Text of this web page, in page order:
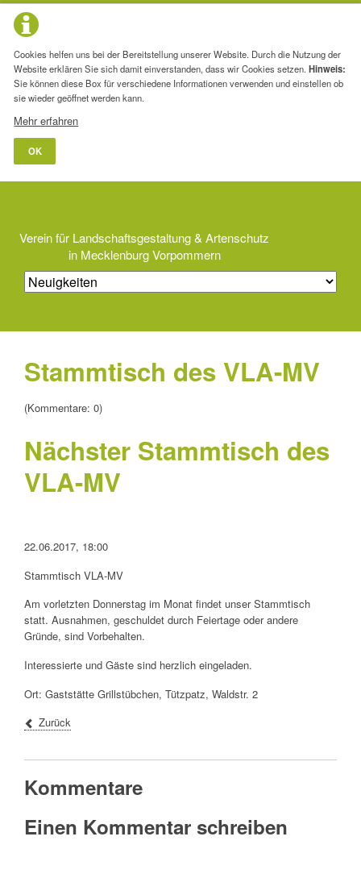
Cookies helfen uns bei der Bereitstellung unserer Website. Durch die Nutzung der
Website erklären Sie sich damit einverstanden, dass wir Cookies setzen.Hinweis:
Sie können diese Box für verschiedene Informationen verwenden und einstellen ob
sie wieder geöffnet werden kann.
Mehr erfahren
OK
Verein für Landschaftsgestaltung & Artenschutz
in Mecklenburg Vorpommern
Stammtisch des VLA-MV
(Kommentare: 0)
Nächster Stammtisch des
VLA-MV
22.06.2017, 18:00
Stammtisch VLA-MV
Am vorletzten Donnerstag im Monat findet unser Stammtisch
statt. Ausnahmen, geschuldet durch Feiertage oder andere
Gründe, sind Vorbehalten.
Interessierte und Gäste sind herzlich eingeladen.
Ort: Gaststätte Grillstübchen, Tützpatz, Waldstr. 2
Zurück
Kommentare
Einen Kommentar schreiben